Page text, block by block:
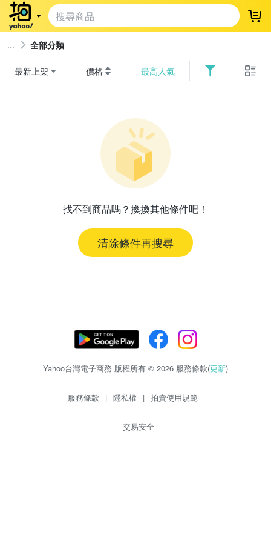
登
全部分類
最新上架 價格 最高人氣
找不到商品嗎？換換其他條件吧！
清除條件再搜尋
Yahoo台灣電子商務 版權所有 © 2026 服務條款(更新)
服務條款 | 隱私權 | 拍賣使用規範
交易安全